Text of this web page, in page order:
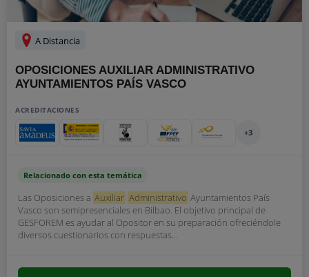
A Distancia
OPOSICIONES AUXILIAR ADMINISTRATIVO
AYUNTAMIENTOS PAÍS VASCO
ACREDITACIONES
+3
Relacionado con esta temática
Las Oposiciones a Auxiliar Administrativo Ayuntamientos País
Vasco son semipresenciales en Bilbao. El objetivo principal de
GESFOREM es ayudar al Opositor en su preparación ofreciéndole
diversos cuestionarios con respuestas...